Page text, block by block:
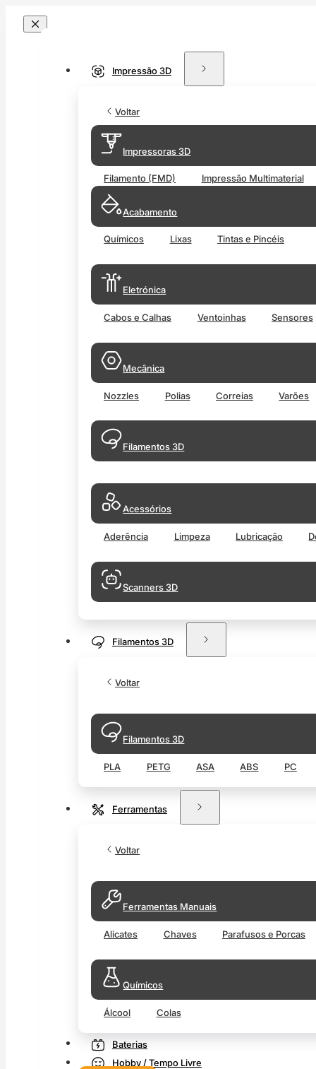
Impressão 3D
Voltar
Impressoras 3D
Filamento (FMD) Impressão Multimaterial
Acabamento
Químicos Lixas Tintas e Pincéis
Eletrónica
Cabos e Calhas Ventoinhas Sensores
Mecânica
Nozzles Polias Correias Varões
Filamentos 3D
Acessórios
Aderência Limpeza Lubricação
Scanners 3D
Filamentos 3D
Voltar
Filamentos 3D
PLA PETG ASA ABS PC
Ferramentas
Voltar
Ferramentas Manuais
Alicates Chaves Parafusos e Porcas
Químicos
Álcool Colas
Baterias
Hobby / Tempo Livre